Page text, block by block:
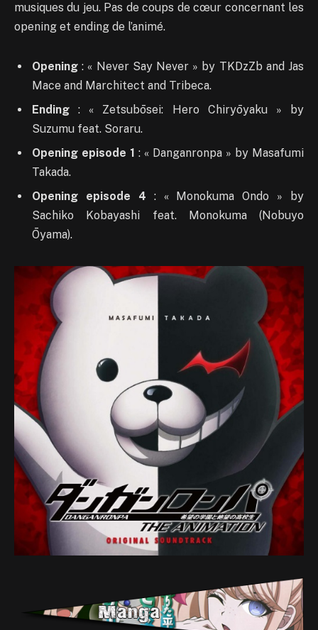
musiques du jeu. Pas de coups de cœur concernant les
opening et ending de l’animé.
Opening : « Never Say Never » by TKDzZb and Jas
Mace and Marchitect and Tribeca.
Ending : « Zetsubōsei: Hero Chiryōyaku » by
Suzumu feat. Soraru.
Opening episode 1 : « Danganronpa » by Masafumi
Takada.
Opening episode 4 : « Monokuma Ondo » by
Sachiko Kobayashi feat. Monokuma (Nobuyo
Ōyama).